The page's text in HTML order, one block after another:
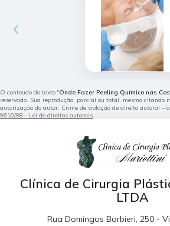
‹
O conteúdo do texto "Onde Fazer Peeling Químico nas
reservado. Sua reprodução, parcial ou total, mesmo citando
autorização do autor. Crime de violação de direito autoral –
9610/98 - Lei de direitos autorais.
Clínica de Cirurgia
LTDA
Rua Domingos Barbieri, 250 -